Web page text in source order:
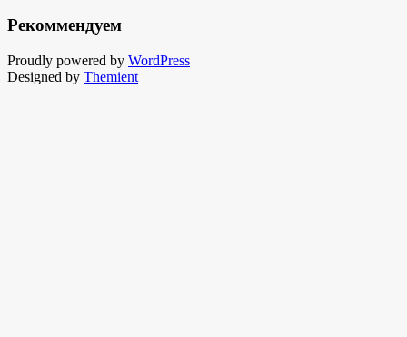
Рекоммендуем
Proudly powered by WordPress
Designed by Themient